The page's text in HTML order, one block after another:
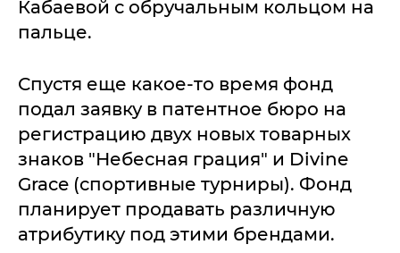
Кабаевой с обручальным кольцом на
пальце.
Спустя еще какое-то время фонд
подал заявку в патентное бюро на
регистрацию двух новых товарных
знаков "Небесная грация" и Divine
Grace (спортивные турниры). Фонд
планирует продавать различную
атрибутику под этими брендами.